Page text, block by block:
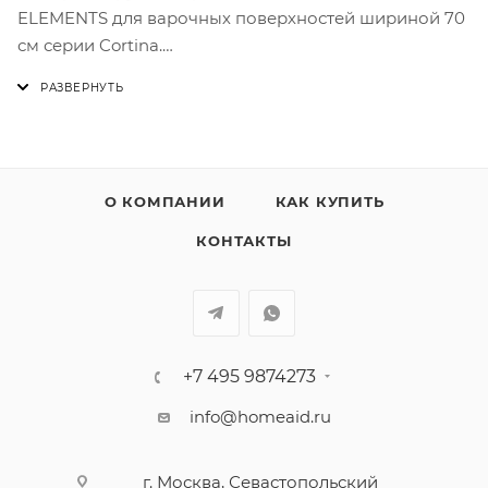
ELEMENTS для варочных поверхностей шириной 70
см серии Cortina.
О КОМПАНИИ КАК КУПИТЬ
КОНТАКТЫ
+7 495 9874273
info@homeaid.ru
г. Москва, Севастопольский